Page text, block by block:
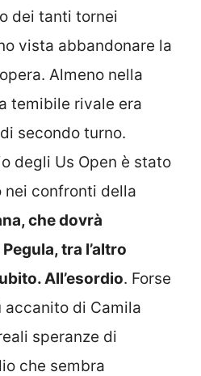
dei tanti tornei
vista abbandonare la
Almeno nella
temibile rivale era
secondo turno.
degli Us Open è stato
nei confronti della
che dovrà
tra l’altro
All’esordio. Forse
accanito di Camila
speranze di
che sembra